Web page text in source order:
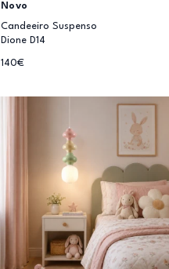
Novo
Candeeiro Suspenso
Dione D14
140€